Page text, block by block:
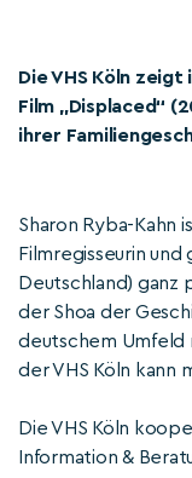
Die VHS Köln
Film „Displaced“
ihrer
Sharon Ryba-Kahn
Filmregisseurin und
Deutschland) ganz
der Shoa der
deutschem Umfeld
der VHS Köln kann
Die VHS Köln
Information &